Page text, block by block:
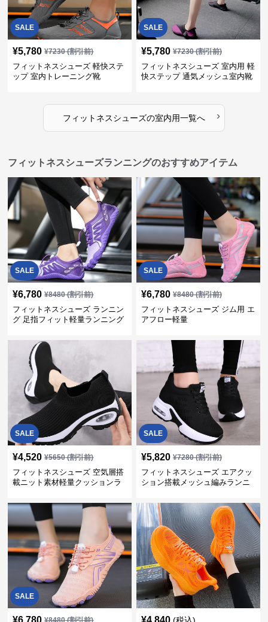
SALE
¥5,780 ¥7230(割引前)
フィットネスシューズ 軽快ステ
ップ 室内トレーニング靴
SALE
¥5,780 ¥7230(割引前)
フィットネスシューズ 室内用 軽
快ステップ 通気メッシュ室内靴
フィットネスシューズの室内用一覧へ ›
フィットネスシューズランニングのおすすめアイテム
SALE
¥6,780 ¥8480(割引前)
フィットネスシューズ ランニン
グ 足指フィット軽量ランニング
SALE
¥6,780 ¥8480(割引前)
フィットネスシューズ ジム用 エ
アフロー軽量
SALE
¥4,520 ¥5650(割引前)
フィットネスシューズ 空気層搭
載ニット素材軽量クッションラ
SALE
¥5,820 ¥7280(割引前)
フィットネスシューズ エアクッ
ション搭載メッシュ編みランニ
SALE
¥6,780 ¥8480(割引前) ¥4,840 (税込)